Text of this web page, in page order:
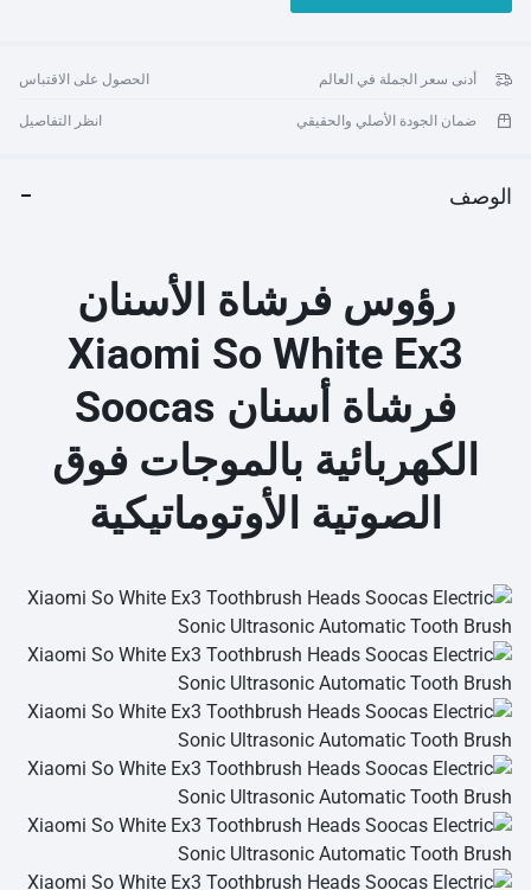
أدنى سعر الجملة في العالم الحصول على الاقتباس
ضمان الجودة الأصلي والحقيقي انظر التفاصيل
الوصف
رؤوس فرشاة الأسنان
Xiaomi So White Ex3
فرشاة أسنان Soocas
الكهربائية بالموجات فوق
الصوتية الأوتوماتيكية